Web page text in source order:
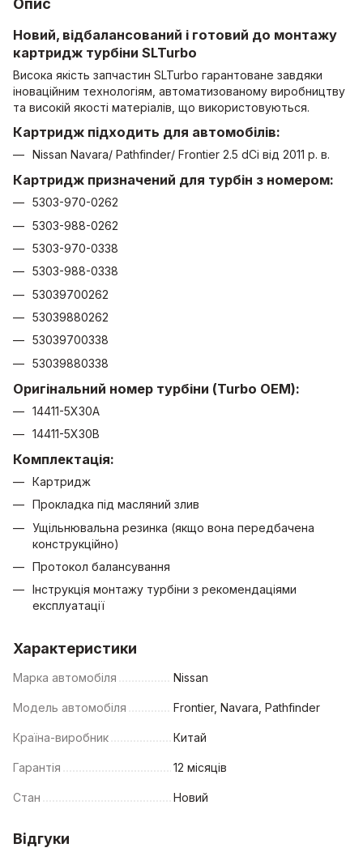
Новий, відбалансований і готовий до монтажу
картридж турбіни SLTurbo
Висока якість запчастин SLTurbo гарантоване завдяки
іноваційним технологіям, автоматизованому виробництву
та високій якості матеріалів, що використовуються.
Картридж підходить для автомобілів:
Nissan Navara/ Pathfinder/ Frontier 2.5 dCi від 2011 р. в.
Картридж призначений для турбін з номером:
5303-970-0262
5303-988-0262
5303-970-0338
5303-988-0338
53039700262
53039880262
53039700338
53039880338
Оригінальний номер турбіни (Turbo OEM):
14411-5X30A
14411-5X30B
Комплектація:
Картридж
Прокладка під масляний злив
Ущільнювальна резинка (якщо вона передбачена
конструкційно)
Протокол балансування
Інструкція монтажу турбіни з рекомендаціями
експлуатації
Характеристики
Марка автомобіля Nissan
Модель автомобіля Frontier, Navara, Pathfinder
Країна-виробник Китай
Гарантія 12 місяців
Стан Новий
Відгуки